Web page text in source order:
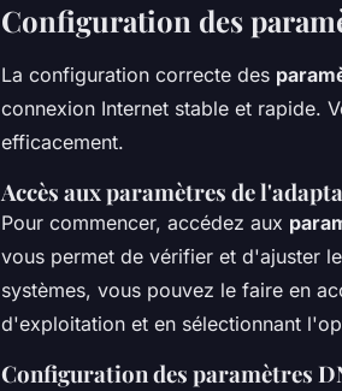
Configuration des
La configuration correcte des
connexion Internet stable et rapide.
efficacement.
Accès aux paramètres de
Pour commencer, accédez aux
vous permet de vérifier et d'ajuster
systèmes, vous pouvez le faire en
d'exploitation et en sélectionnant
Configuration des paramètres